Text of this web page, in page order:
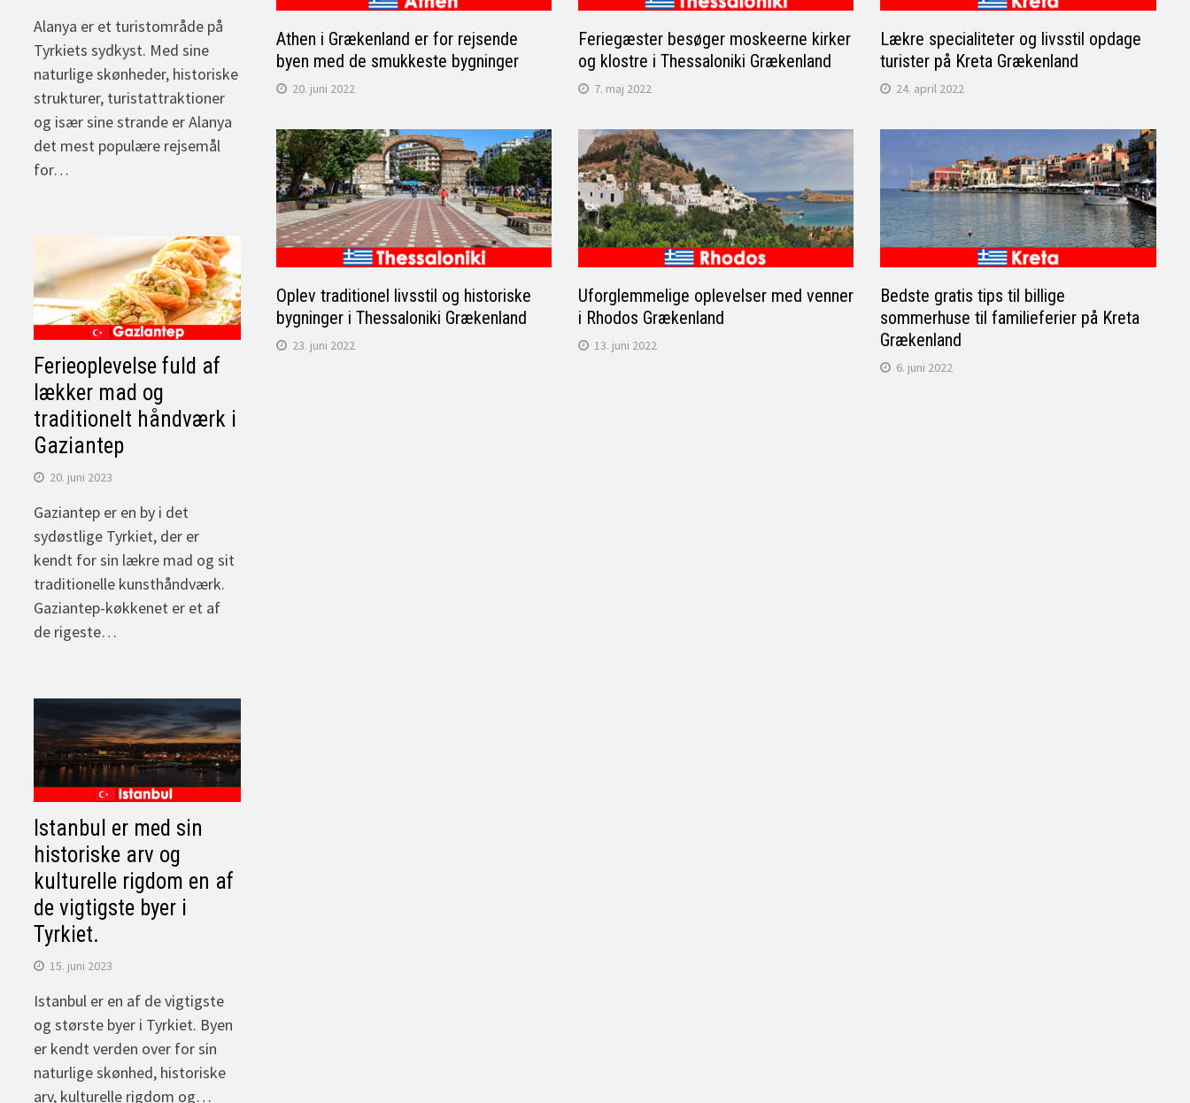
Athen i Grækenland er for rejsende
byen med de smukkeste bygninger
20. juni 2022
Feriegæster besøger moskeerne kirker
og klostre i Thessaloniki Grækenland
7. maj 2022
Lækre specialiteter og livsstil opdage
turister på Kreta Grækenland
24. april 2022
Oplev traditionel livsstil og historiske
bygninger i Thessaloniki Grækenland
23. juni 2022
Uforglemmelige oplevelser med venner
i Rhodos Grækenland
13. juni 2022
Bedste gratis tips til billige
sommerhuse til familieferier på Kreta
Grækenland
6. juni 2022
Alanya er et turistområde på
Tyrkiets sydkyst. Med sine
naturlige skønheder, historiske
strukturer, turistattraktioner
og især sine strande er Alanya
det mest populære rejsemål
for…
Ferieoplevelse fuld af
lækker mad og
traditionelt håndværk i
Gaziantep
20. juni 2023
Gaziantep er en by i det
sydøstlige Tyrkiet, der er
kendt for sin lækre mad og sit
traditionelle kunsthåndværk.
Gaziantep-køkkenet er et af
de rigeste…
Istanbul er med sin
historiske arv og
kulturelle rigdom en af
de vigtigste byer i
Tyrkiet.
15. juni 2023
Istanbul er en af de vigtigste
og største byer i Tyrkiet. Byen
er kendt verden over for sin
naturlige skønhed, historiske
arv, kulturelle rigdom og…